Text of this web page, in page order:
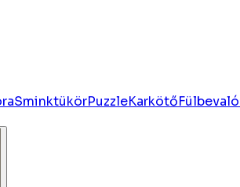
SminktükörPuzzleKarkötőFülbevaló